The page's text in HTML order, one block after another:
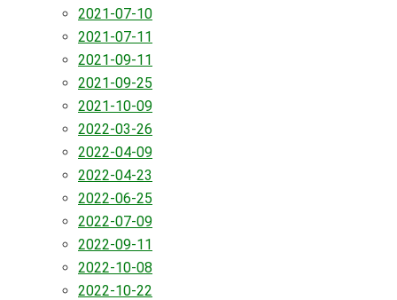
2021-07-10
2021-07-11
2021-09-11
2021-09-25
2021-10-09
2022-03-26
2022-04-09
2022-04-23
2022-06-25
2022-07-09
2022-09-11
2022-10-08
2022-10-22